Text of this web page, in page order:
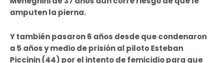
amputen la pierna.
Y también pasaron 6 años desde que condenaron
a 5 años y medio de prisión al piloto Esteban
Piccinin (44) por el intento de femicidio para que